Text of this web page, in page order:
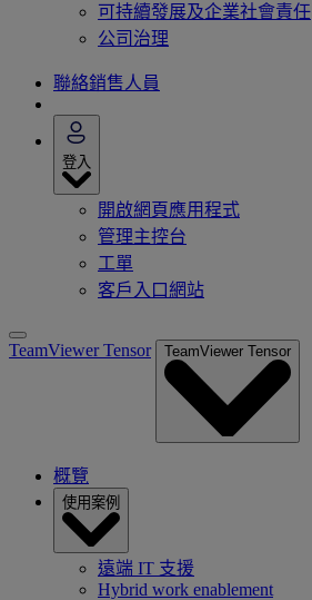
可持續發展及企業社會責任
公司治理
聯絡銷售人員
登入
開啟網頁應用程式
管理主控台
工單
客戶入口網站
TeamViewer Tensor TeamViewer Tensor
概覽
使用案例
遠端 IT 支援
Hybrid work enablement